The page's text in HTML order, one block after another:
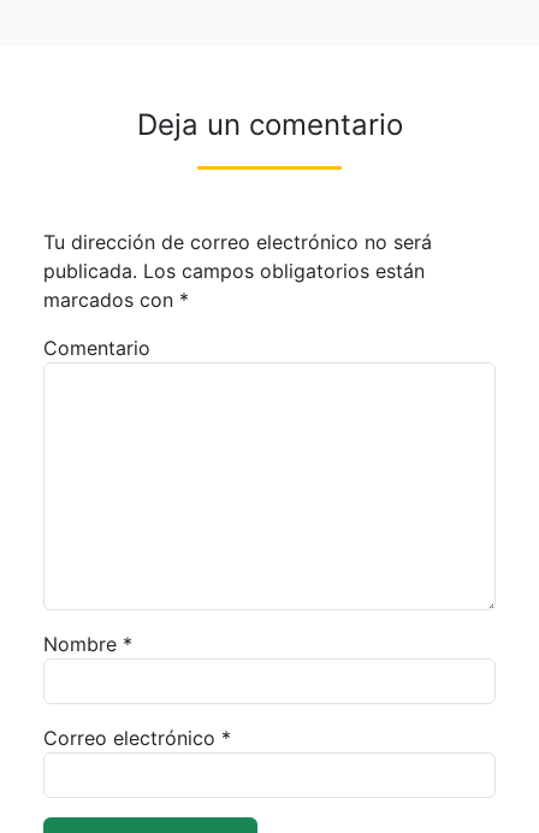
Deja un comentario
Tu dirección de correo electrónico no será
publicada. Los campos obligatorios están
marcados con *
Comentario
Nombre *
Correo electrónico *